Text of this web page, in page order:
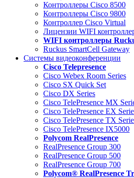
Контроллеры Cisco 8500
Контроллеры Cisco 9800
Контроллер Cisco Virtual
Лицензии WIFI
WIFI контроллеры
Ruckus SmartCell Gateway
Системы видеоконференции
Cisco Telepresence
Cisco Webex Room Series
Cisco SX Quick Set
Cisco DX Series
Cisco TelePresence MX
Cisco TelePresence EX
Cisco TelePresence TX
Cisco TelePresence IX5000
Polycom RealPresence
RealPresence Group 300
RealPresence Group 500
RealPresence Group 700
Polycom® RealPresence